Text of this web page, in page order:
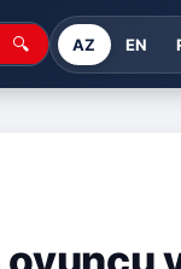
🔍 AZ EN